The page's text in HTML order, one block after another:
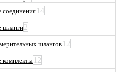
соединения 14
шланги2
шлангов 12
комплекты 12